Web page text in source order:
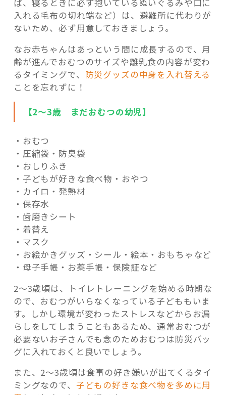
入れる毛布の切れ端など）は、避難所に代わりが
ないため、必ず用意しておきましょう。
なお赤ちゃんはあっという間に成長するので、月
齢が進んでおむつのサイズや離乳食の内容が変わ
るタイミングで、 防災グッズの中身を入れ替える
ことを忘れずに！
【2～3歳 まだおむつの幼児】
・おむつ
・圧縮袋・防臭袋
・おしりふき
・子どもが好きな食べ物・おやつ
・カイロ・発熱材
・保存水
・歯磨きシート
・着替え
・マスク
・お絵かきグッズ・シール・絵本・おもちゃなど
・母子手帳・お薬手帳・保険証など
2～3歳頃は、トイレトレーニングを始める時期な
ので、おむつがいらなくなっている子どももいま
す。しかし環境が変わったストレスなどからお漏
らしをしてしまうこともあるため、通常おむつが
必要ないお子さんでも念のためおむつは防災バッ
グに入れておくと良いでしょう。
また、2～3歳頃は食事の好き嫌いが出てくるタイ
ミングなので、 子どもの好きな食べ物を多めに用